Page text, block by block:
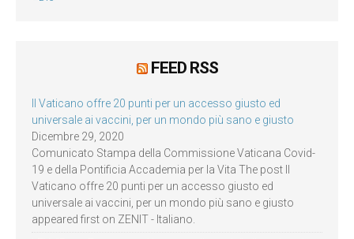
FEED RSS
Il Vaticano offre 20 punti per un accesso giusto ed
universale ai vaccini, per un mondo più sano e giusto
Dicembre 29, 2020
Comunicato Stampa della Commissione Vaticana Covid-
19 e della Pontificia Accademia per la Vita The post Il
Vaticano offre 20 punti per un accesso giusto ed
universale ai vaccini, per un mondo più sano e giusto
appeared first on ZENIT - Italiano.